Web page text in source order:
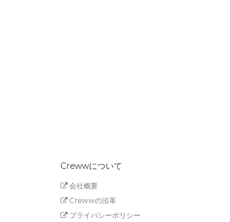
Crewwについて
会社概要
Crewwの沿革
プライバシーポリシー